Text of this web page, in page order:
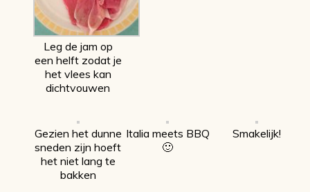
Leg de jam op
een helft zodat je
het vlees kan
dichtvouwen
Gezien het dunne
sneden zijn hoeft
het niet lang te
bakken
Italia meets BBQ
🙂
Smakelijk!